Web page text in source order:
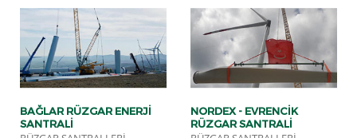
BAĞLAR RÜZGAR ENERJİ
SANTRALİ
NORDEX - EVRENCIK
RÜZGAR SANTRALI